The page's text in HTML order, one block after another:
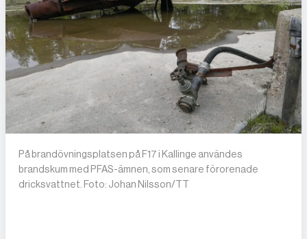
På brandövningsplatsen på F17 i Kallinge användes
brandskum med PFAS-ämnen, som senare förorenade
dricksvattnet. Foto: Johan Nilsson/TT